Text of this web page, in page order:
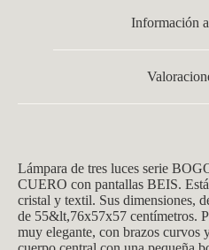
Información
Lámpara de tres luces serie
CUERO con pantallas BEIS.
cristal y textil. Sus dimensiones,
de 55&lt,76x57x57 centímetros.
muy elegante, con brazos curvos